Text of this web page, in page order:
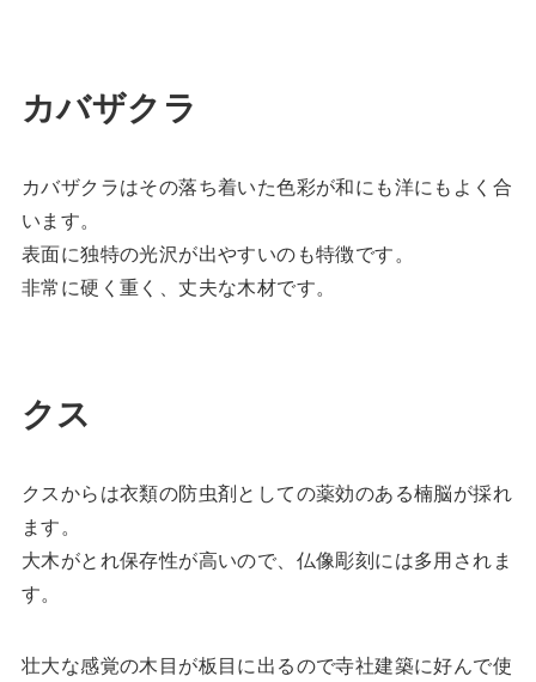
カバザクラ
カバザクラはその落ち着いた色彩が和にも洋にもよく合
います。
表面に独特の光沢が出やすいのも特徴です。
非常に硬く重く、丈夫な木材です。
クス
クスからは衣類の防虫剤としての薬効のある楠脳が採れ
ます。
大木がとれ保存性が高いので、仏像彫刻には多用されま
す。
壮大な感覚の木目が板目に出るので寺社建築に好んで使